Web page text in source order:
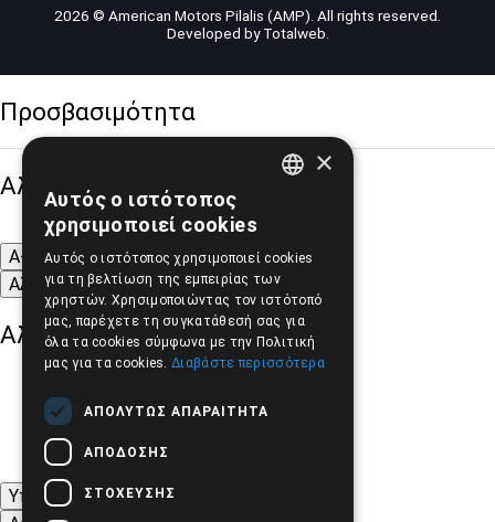
2026 © American Motors Pilalis (AMP). All rights reserved.
Developed byTotalweb
Προσβασιμότητα
Αλλαγή Μεγέθους
A- A+
A
Αλλαγή Γραμματοσειράς
Αλλαγή Χρώματος
Υπογράμμιση συνδέσμων
×
Αυτός ο ιστότοπος
χρησιμοποιεί cookies
Αυτός ο ιστότοπος χρησιμοποιεί cookies
για τη βελτίωση της εμπειρίας των
χρηστών. Χρησιμοποιώντας τον ιστότοπό
μας, παρέχετε τη συγκατάθεσή σας για
όλα τα cookies σύμφωνα με την Πολιτική
μας για τα cookies. Διαβάστε περισσότερα
ΑΠΟΛΎΤΩΣ ΑΠΑΡΑΊΤΗΤΑ
ΑΠΌΔΟΣΗΣ
ΣΤΌΧΕΥΣΗΣ